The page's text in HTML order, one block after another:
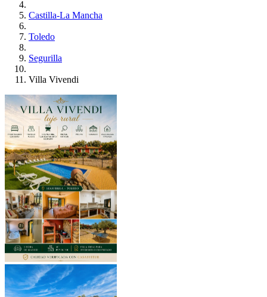
Castilla-La Mancha
Toledo
Segurilla
Villa Vivendi